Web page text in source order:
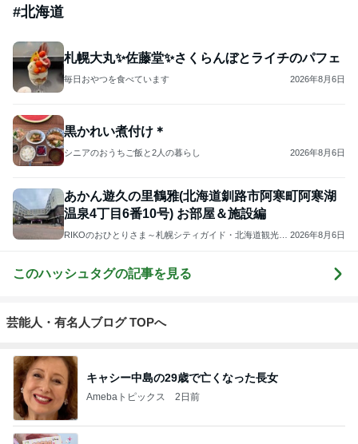
#北海道
札幌大丸✨佐藤堂✨さくらんぼとライチのパフェ
毎日おやつを食べています 2026年8月6日
黒かれい煮付け＊
シニアのおうちご飯と2人の暮らし 2026年8月6日
あかん遊久の里鶴雅(北海道釧路市阿寒町阿寒湖
温泉4丁目6番10号) お部屋＆施設編
RIKOのおひとりさま～札幌シティガイド・北海道観光マ
2026年8月6日
このハッシュタグの記事を見る
芸能人・有名人ブログ TOPへ
キャシー中島の29歳で亡くなった長女
Amebaトピックス 2日前